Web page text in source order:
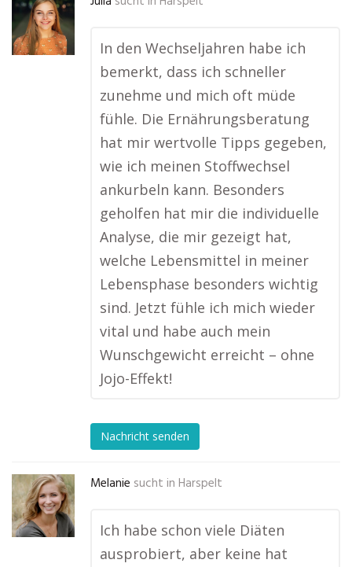
In den Wechseljahren habe ich
bemerkt, dass ich schneller
zunehme und mich oft müde
fühle. Die Ernährungsberatung
hat mir wertvolle Tipps gegeben,
wie ich meinen Stoffwechsel
ankurbeln kann. Besonders
geholfen hat mir die individuelle
Analyse, die mir gezeigt hat,
welche Lebensmittel in meiner
Lebensphase besonders wichtig
sind. Jetzt fühle ich mich wieder
vital und habe auch mein
Wunschgewicht erreicht – ohne
Jojo-Effekt!
Nachricht senden
Melanie sucht in Harspelt
Ich habe schon viele Diäten
ausprobiert, aber keine hat